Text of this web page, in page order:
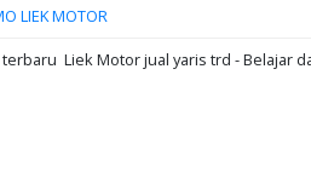
LIEK MOTOR
terbaru Liek Motor jual yaris trd - Belajar